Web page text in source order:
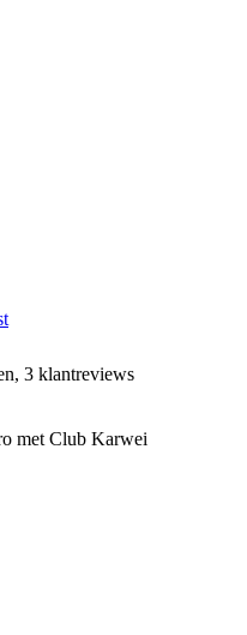
3 klantreviews
met Club Karwei